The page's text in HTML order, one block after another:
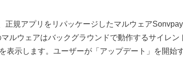
正規アプリをリパッケージしたマルウェア
ルウェアはバックグラウンドで動作するサイレン
表示します。ユーザーが「アップデート」を開始